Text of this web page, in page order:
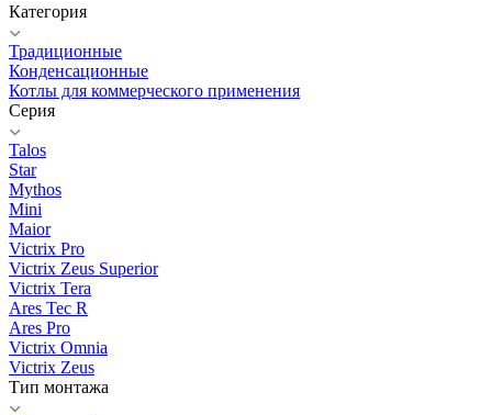
Категория
Традиционные
Конденсационные
Котлы для коммерческого применения
Серия
Talos
Star
Mythos
Mini
Maior
Victrix Pro
Victrix Zeus Superior
Victrix Tera
Ares Tec R
Ares Pro
Victrix Omnia
Victrix Zeus
Тип монтажа